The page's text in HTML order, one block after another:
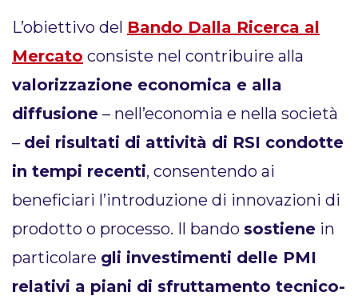
L’obiettivo del Bando Dalla Ricerca al
Mercato consiste nel contribuire alla
valorizzazione economica e alla
diffusione – nell’economia e nella società
– dei risultati di attività di RSI condotte
in tempi recenti, consentendo ai
beneficiari l’introduzione di innovazioni di
prodotto o processo. Il bando sostiene in
particolare gli investimenti delle PMI
relativi a piani di sfruttamento tecnico-